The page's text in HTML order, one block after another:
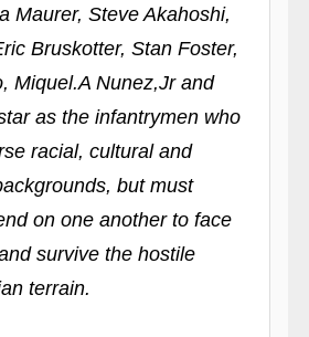
Maurer, Steve Akahoshi,
Bruskotter, Stan Foster,
Miquel.A Nunez,Jr and
as the infantrymen who
racial, cultural and
but must
on one another to face
survive the hostile
terrain.